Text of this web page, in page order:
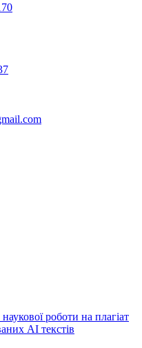
роботи на плагіат
АІ текстів